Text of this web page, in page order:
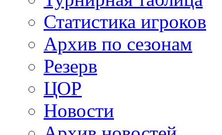
Статистика игроков
Архив по сезонам
Резерв
ЦОР
Новости